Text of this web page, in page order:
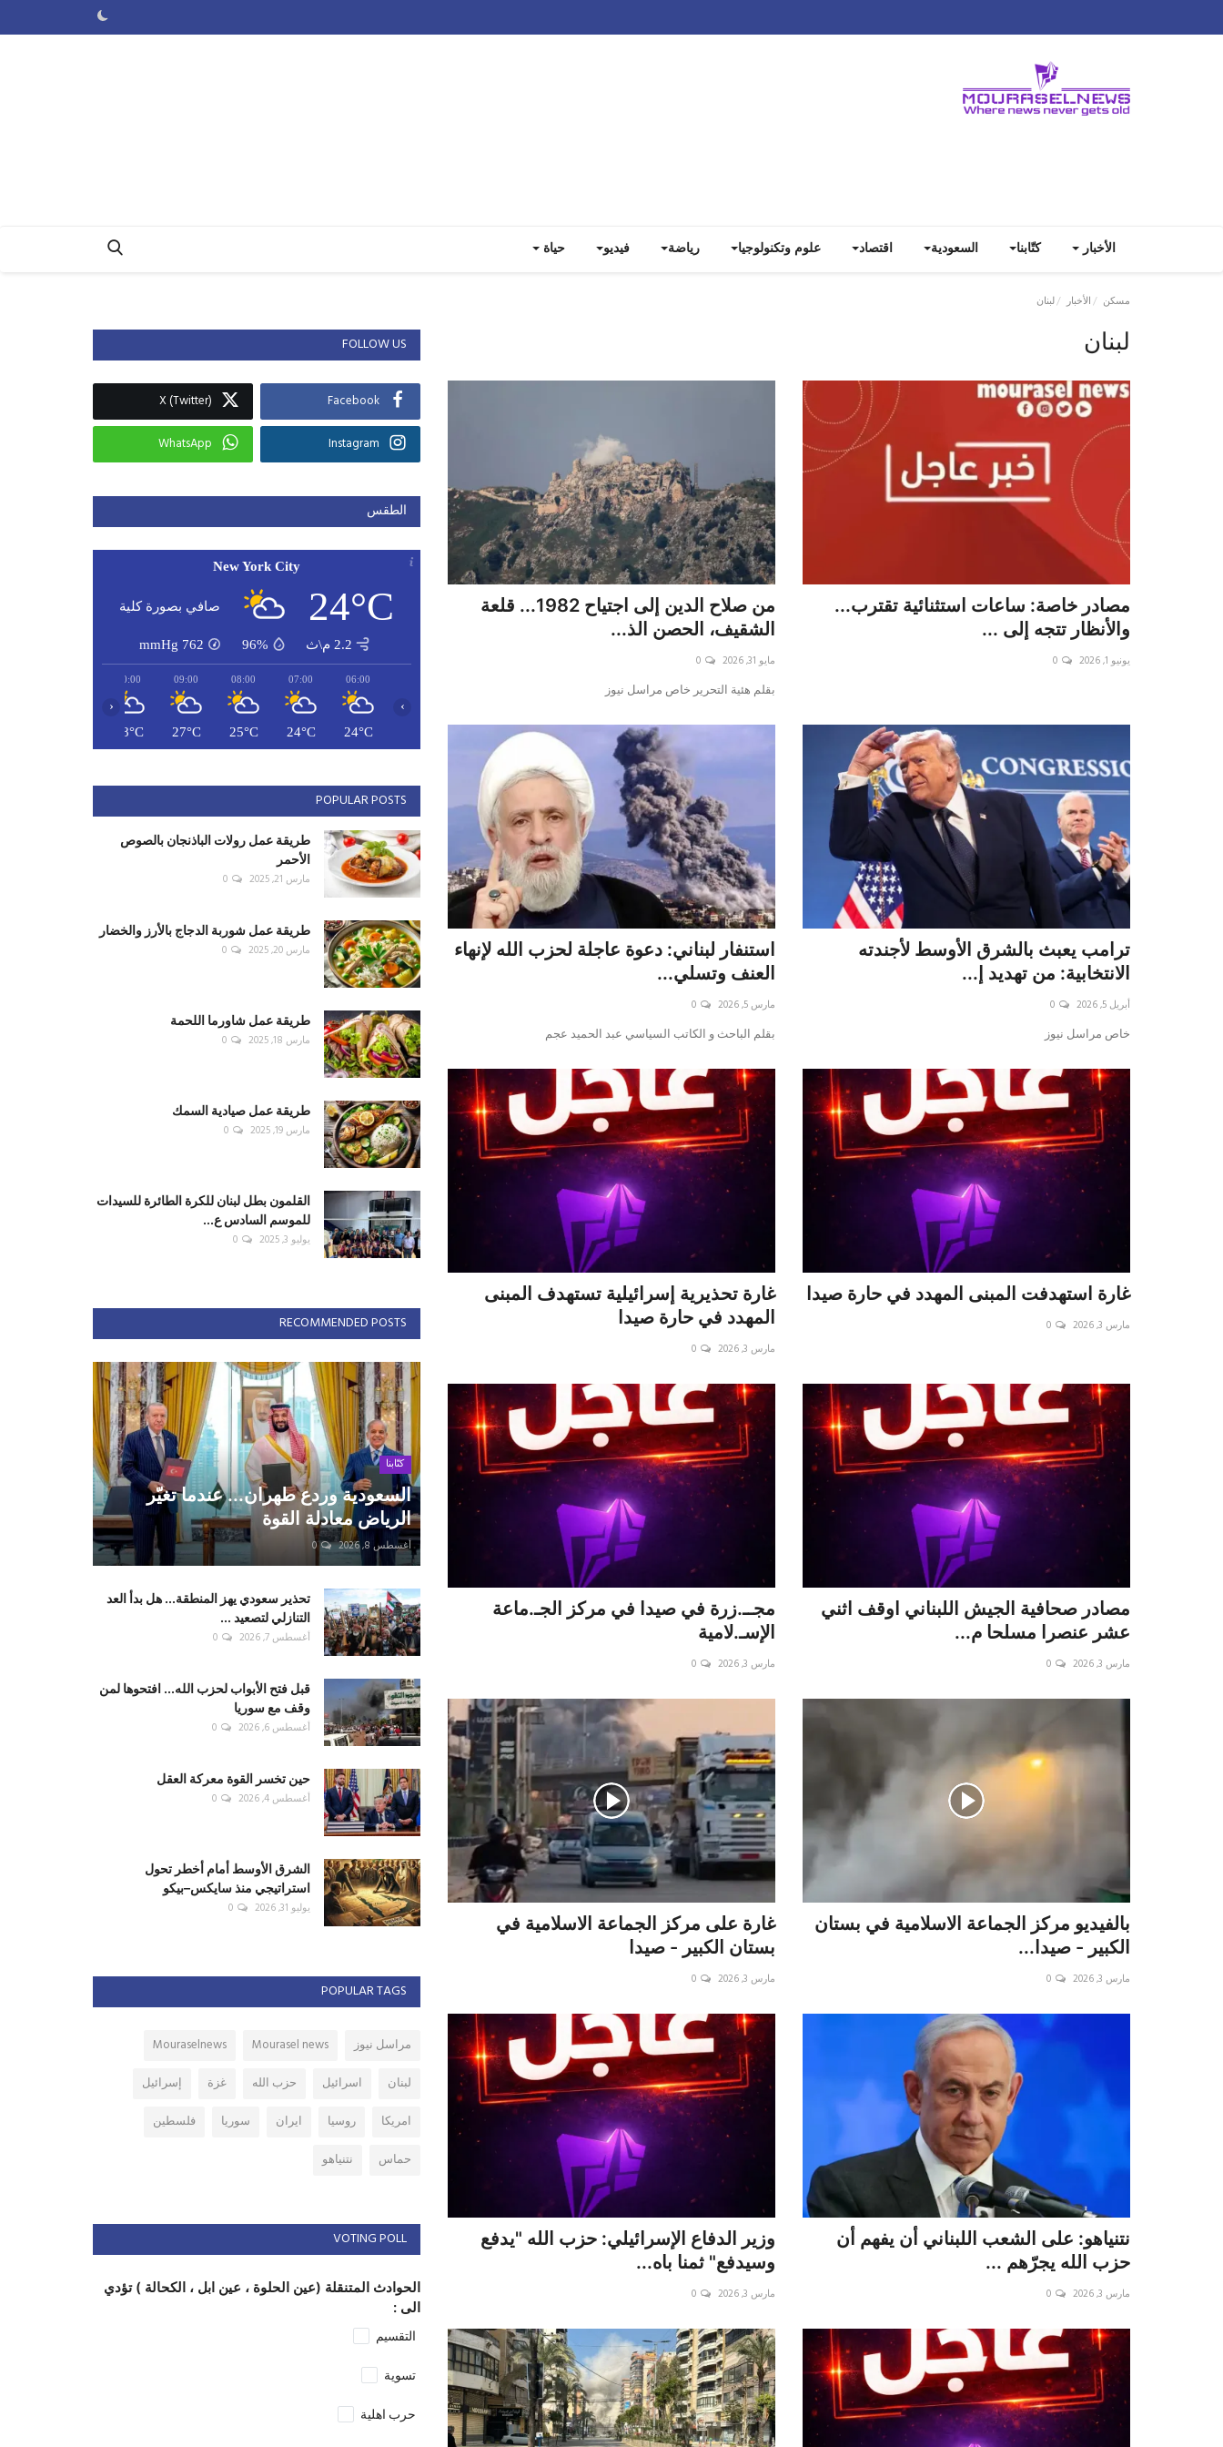
الأخبار كتّابنا السعودية اقتصاد علوم وتكنولوجيا رياضة فيديو حياة
مسكن الأخبار لبنان
لبنان
مصادر خاصة: ساعات استثنائية تقترب...
والأنظار تتجه إلى ...
يونيو 1, 2026 0
من صلاح الدين إلى اجتياح 1982... قلعة
الشقيف، الحصن الذ...
مايو 31, 2026 0
بقلم هئية التحرير خاص مراسل نيوز
ترامب يعبث بالشرق الأوسط لأجندته
الانتخابية: من تهديد إ...
أبريل 5, 2026 0
خاص مراسل نيوز
استنفار لبناني: دعوة عاجلة لحزب الله لإنهاء
العنف وتسلي...
مارس 5, 2026 0
بقلم الباحث و الكاتب السياسي عبد الحميد عجم
غارة استهدفت المبنى المهدد في حارة صيدا
مارس 3, 2026 0
غارة تحذيرية إسرائيلية تستهدف المبنى
المهدد في حارة صيدا
مارس 3, 2026 0
مصادر صحافية الجيش اللبناني اوقف اثني
عشر عنصرا مسلحا م...
مارس 3, 2026 0
مجــ.زرة في صيدا في مركز الجـ.ماعة
الإسـ.لامية
مارس 3, 2026 0
بالفيديو مركز الجماعة الاسلامية في بستان
الكبير - صيدا...
مارس 3, 2026 0
غارة على مركز الجماعة الاسلامية في
بستان الكبير - صيدا
مارس 3, 2026 0
نتنياهو: على الشعب اللبناني أن يفهم أن
حزب الله يجرّهم ...
مارس 3, 2026 0
وزير الدفاع الإسرائيلي: حزب الله "يدفع
وسيدفع" ثمنا باه...
مارس 3, 2026 0
FOLLOW US
Facebook
X (Twitter)
Instagram
WhatsApp
الطقس
New York City
24°C صافي بصورة كلية
2.2 م\ث 96%
762
mmHg
06:00
24°C
07:00
24°C
08:00
25°C
09:00
27°C
10:00
28°C
‹ ›
POPULAR POSTS
طريقة عمل رولات الباذنجان بالصوص
الأحمر
مارس 21, 2025 0
طريقة عمل شوربة الدجاج بالأرز والخضار
مارس 20, 2025 0
طريقة عمل شاورما اللحمة
مارس 18, 2025 0
طريقة عمل صيادية السمك
مارس 19, 2025 0
القلمون بطل لبنان للكرة الطائرة للسيدات
للموسم السادس ع...
يوليو 3, 2025 0
RECOMMENDED POSTS
كتّابنا
السعودية وردع طهران... عندما تغيّر
الرياض معادلة القوة
أغسطس 8, 2026 0
تحذير سعودي يهز المنطقة... هل بدأ العد
التنازلي لتصعيد ...
أغسطس 7, 2026 0
قبل فتح الأبواب لحزب الله... افتحوها لمن
وقف مع سوريا
أغسطس 6, 2026 0
حين تخسر القوة معركة العقل
أغسطس 4, 2026 0
الشرق الأوسط أمام أخطر تحول
استراتيجي منذ سايكس–بيكو
يوليو 31, 2026 0
POPULAR TAGS
مراسل نيوز Mourasel news
Mouraselnews
لبنان
اسرائيل حزب الله غزة
إسرائيل
امريكا
روسيا ايران سوريا
فلسطين
حماس
نتنياهو
VOTING POLL
الحوادث المتنقلة (عين الحلوة ، عين ابل ، الكحالة ) تؤدي
الى :
التقسيم
تسوية
حرب اهلية